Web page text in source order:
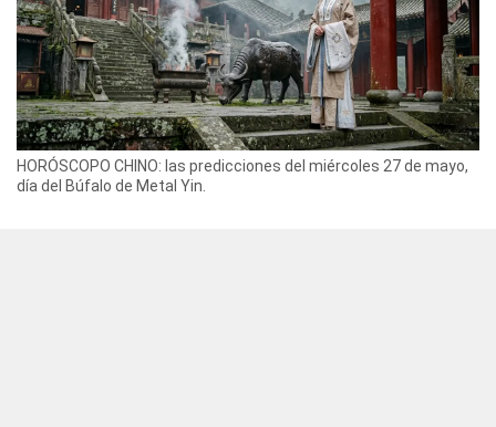
HORÓSCOPO CHINO: las predicciones del miércoles 27 de mayo,
día del Búfalo de Metal Yin.